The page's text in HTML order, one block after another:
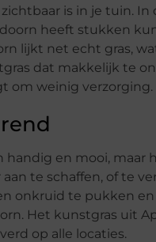
is in je tuin.
heeft stukken
lijkt net echt gras,
dat makkelijk te
om weinig verzorging.
handig en mooi,
te schaffen, of te
onkruid te pukken
Het kunstgras uit
op alle locaties.